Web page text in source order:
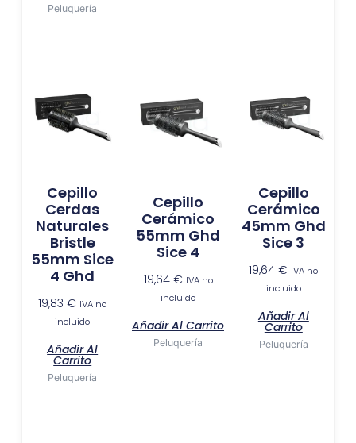
Peluquería
Cepillo
Cerdas
Naturales
Bristle
55mm Sice
4 Ghd
19,83€ IVA no
incluido
Añadir Al
Carrito
Peluquería
Cepillo
Cerámico
55mm Ghd
Sice 4
19,64 € IVA no
incluido
Añadir Al Carrito
Peluquería
Cepillo
Cerámico
45mm Ghd
Sice 3
19,64€ IVA no
incluido
Añadir Al
Carrito
Peluquería